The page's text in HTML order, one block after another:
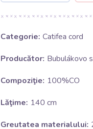
Categorie: Catifea cord
Producător: Bubulákovo
Compoziţie: 100%CO
Lăţime: 140 cm
Greutatea materialului: